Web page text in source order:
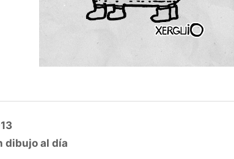
dibujo al día